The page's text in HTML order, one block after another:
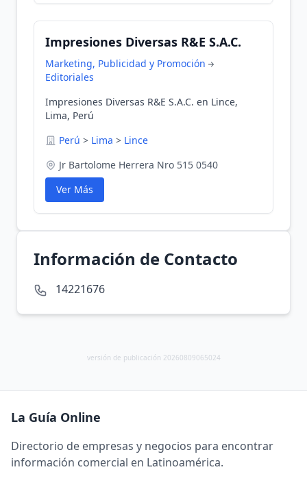
Impresiones Diversas R&E S.A.C.
Marketing, Publicidad y Promoción
Editoriales
Impresiones Diversas R&E S.A.C. en Lince,
Lima, Perú
Perú > Lima > Lince
Jr Bartolome Herrera Nro 515 0540
Ver Más
Información de Contacto
14221676
versión de publicación 20260809065024
La Guía Online
Directorio de empresas y negocios para encontrar
información comercial en Latinoamérica.